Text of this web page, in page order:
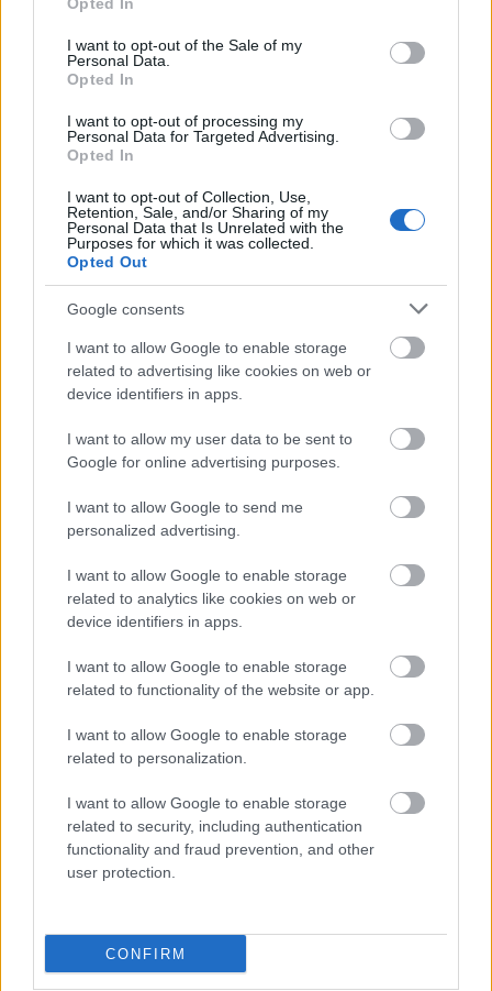
use your data for below specified purposes in below Google
consent section.
I want to opt-out of the Sale of my
Personal Data.
Opted In
I want to opt-out of processing my
Personal Data for Targeted Advertising.
Opted In
I want to opt-out of Collection, Use,
Retention, Sale, and/or Sharing of my
Personal Data that Is Unrelated with the
Purposes for which it was collected.
Opted Out
Google consents
I want to allow Google to enable storage
related to advertising like cookies on web or
device identifiers in apps.
I want to allow my user data to be sent to
Google for online advertising purposes.
I want to allow Google to send me
personalized advertising.
I want to allow Google to enable storage
related to analytics like cookies on web or
device identifiers in apps.
I want to allow Google to enable storage
related to functionality of the website or app.
I want to allow Google to enable storage
related to personalization.
I want to allow Google to enable storage
related to security, including authentication
functionality and fraud prevention, and other
user protection.
CONFIRM
ΑΣΕΠ: Πιστοποίηση Αγγλικών σε
μόνο 2 ημέρες στα χέρια σας
ΑΣΕΠ: Εξ αποστάσεως η πιο Εύκολη
Πιστοποίηση Υπολογιστών σε 2
μέρες
Μάθε πρώτος όλες τις σημαντικές
ειδήσεις.
Βάλε το proson.gr στα αποτελέσματα
αναζήτησης της Google
Δημοφιλείς Ειδήσεις
Αλλάζουν τα χαρτονομίσματα ευρώ –
Οριστικά εκτός το 500ευρο
ΑΣΕΠ: Αυτές είναι οι δύο επόμενες
προκηρύξεις «μαμούθ» (με μόρια)